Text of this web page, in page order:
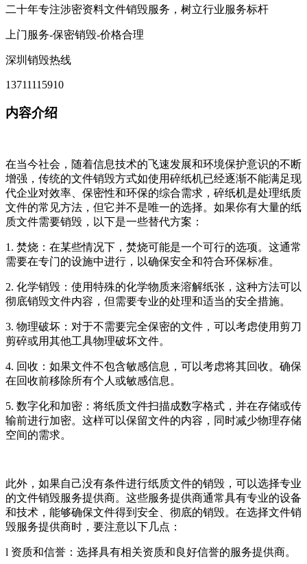
二十年专注涉密资料文件销毁服务，树立行业服务标杆
上门服务-保密销毁-价格合理
深圳销毁热线
13711115910
内容介绍
在当今社会，随着信息技术的飞速发展和环境保护意识的不断
增强，传统的文件销毁方式如使用碎纸机已经逐渐不能满足现
代企业对效率、保密性和环保的综合需求，碎纸机是处理纸质
文件的常见方法，但它并不是唯一的选择。如果你有大量的纸
质文件需要销毁，以下是一些替代方案：
1. 焚烧：在某些情况下，焚烧可能是一个可行的选项。这通常
需要在专门的设施中进行，以确保安全和符合环保标准。
2. 化学销毁：使用特殊的化学物质来溶解纸张，这种方法可以
彻底销毁文件内容，但需要专业的处理和适当的安全措施。
3. 物理破坏：对于不需要完全保密的文件，可以考虑使用剪刀
剪碎或用其他工具物理破坏文件。
4. 回收：如果文件不包含敏感信息，可以考虑将其回收。确保
在回收前移除所有个人或敏感信息。
5. 数字化和加密：将纸质文件扫描成数字格式，并在存储或传
输前进行加密。这样可以保留文件的内容，同时减少物理存储
空间的需求。
此外，如果自己没有条件进行纸质文件的销毁，可以选择专业
的文件销毁服务提供商。这些服务提供商通常具有专业的设备
和技术，能够确保文件得到安全、彻底的销毁。在选择文件销
毁服务提供商时，要注意以下几点：
l 资质和信誉：选择具有相关资质和良好信誉的服务提供商。